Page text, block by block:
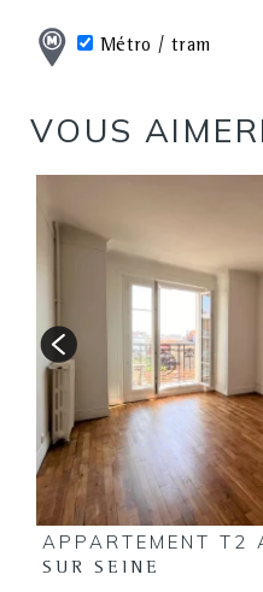
Métro / tram
VOUS
APPARTEMENT T2
SUR SEINE